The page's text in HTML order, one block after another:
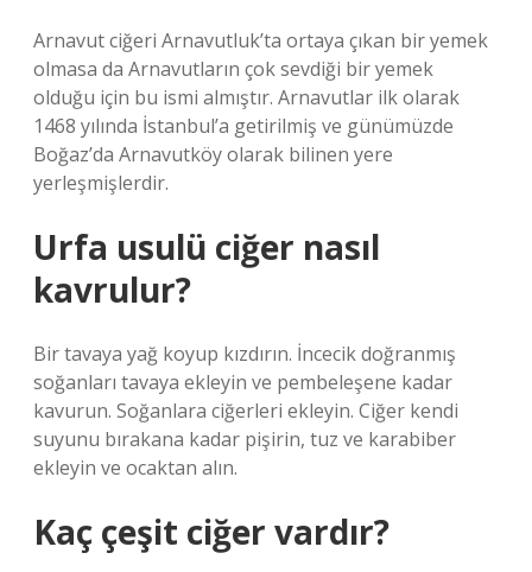
Arnavut ciğeri Arnavutluk’ta ortaya çıkan bir yemek
olmasa da Arnavutların çok sevdiği bir yemek
olduğu için bu ismi almıştır. Arnavutlar ilk olarak
1468 yılında İstanbul’a getirilmiş ve günümüzde
Boğaz’da Arnavutköy olarak bilinen yere
yerleşmişlerdir.
Urfa usulü ciğer nasıl
kavrulur?
Bir tavaya yağ koyup kızdırın. İncecik doğranmış
soğanları tavaya ekleyin ve pembeleşene kadar
kavurun. Soğanlara ciğerleri ekleyin. Ciğer kendi
suyunu bırakana kadar pişirin, tuz ve karabiber
ekleyin ve ocaktan alın.
Kaç çeşit ciğer vardır?